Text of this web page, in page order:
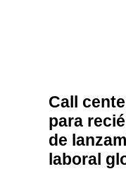
Call
para
de
laboral